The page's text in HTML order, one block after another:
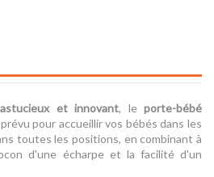
astucieux et innovant, leporte-bébé
pour accueillir vos bébés dans les
toutes les positions, en combinant à
d'une écharpe et la facilité d'un